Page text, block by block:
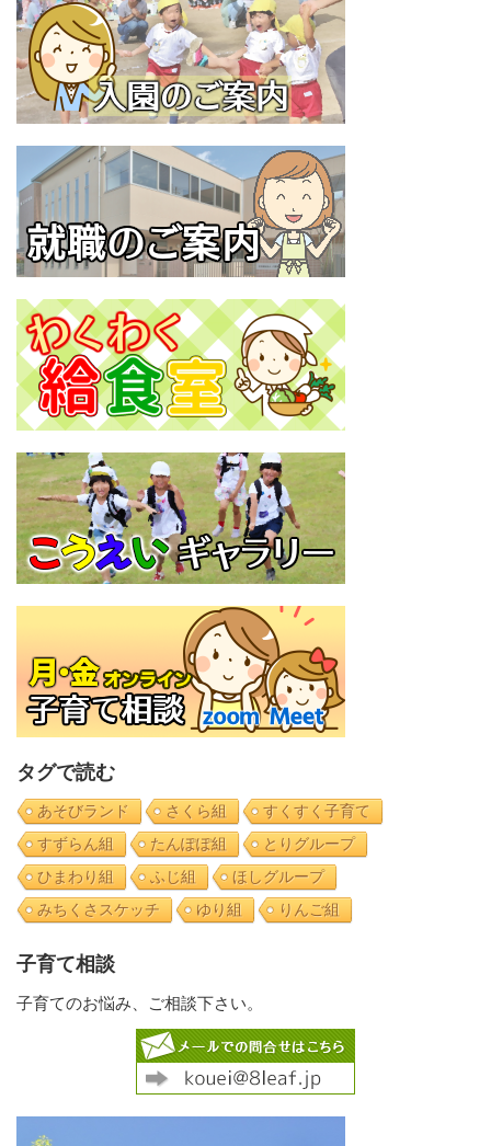
タグで読む
あそびランド さくら組
すくすく子育て
すずらん組
たんぽぽ組
とりグループ
ひまわり組
ふじ組
ほしグループ
みちくさスケッチ
ゆり組 りんご組
子育て相談
子育てのお悩み、ご相談下さい。